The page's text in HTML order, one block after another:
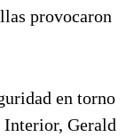
provocaron
en torno
Gerald